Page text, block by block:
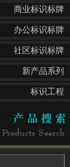
商业标识标牌
办公标识标牌
社区标识标牌
新产品系列
标识工程